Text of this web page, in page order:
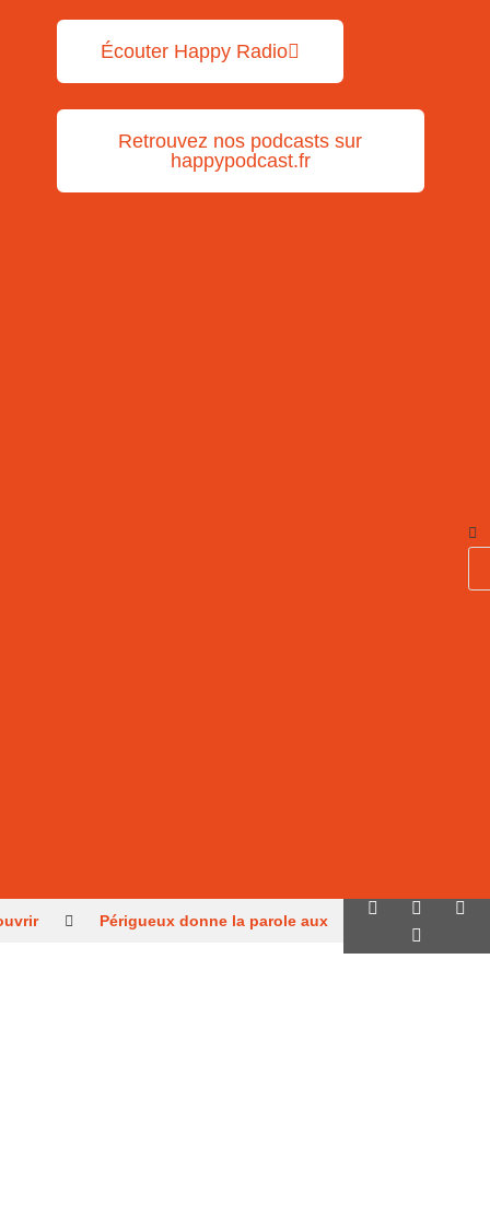
Écouter Happy Radio
Retrouvez nos podcasts sur
happypodcast.fr
Périgueux donne la parole aux